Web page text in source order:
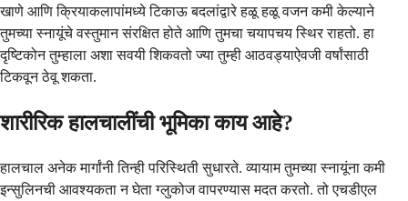
खाणे आणि क्रियाकलापांमध्ये टिकाऊ बदलांद्वारे हळू हळू वजन कमी केल्याने
तुमच्या स्नायूंचे वस्तुमान संरक्षित होते आणि तुमचा चयापचय स्थिर राहतो. हा
दृष्टिकोन तुम्हाला अशा सवयी शिकवतो ज्या तुम्ही आठवड्याऐवजी वर्षांसाठी
टिकवून ठेवू शकता.
शारीरिक हालचालींची भूमिका काय आहे?
हालचाल अनेक मार्गांनी तिन्ही परिस्थिती सुधारते. व्यायाम तुमच्या स्नायूंना कमी
इन्सुलिनची आवश्यकता न घेता ग्लुकोज वापरण्यास मदत करतो. तो एचडीएल